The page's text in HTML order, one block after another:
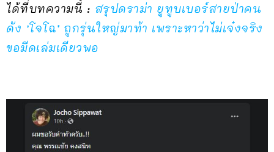
ได้ที่บทความนี้ : สรุปดราม่า ยูทูบเบอร์สายป่าคน
ดัง ‘โจโฉ’ ถูกรุ่นใหญ่มาท้า เพราะหาว่าไม่เจ๋งจริง
ขอมีดเล่มเดียวพอ